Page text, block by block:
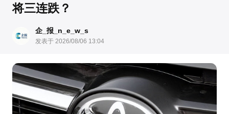
将三连跌？
企_报_n_e_w_s
发表于 2026/08/06 13:04